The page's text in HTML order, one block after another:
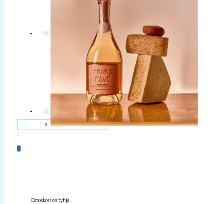
B2B LAHJAT
MYYMÄLÄT & TASTINGIT
MYYMÄLÄT
TASTING-KALENTERI
TILAISUUDET
OTA YHTEYTTÄ
Haku
0
Ostoskori on tyhjä.